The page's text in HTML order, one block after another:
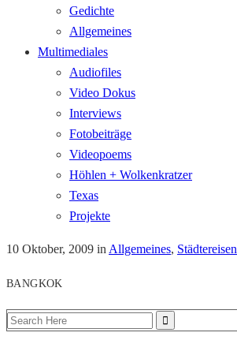
Gedichte
Allgemeines
Multimediales
Audiofiles
Video Dokus
Interviews
Fotobeiträge
Videopoems
Höhlen + Wolkenkratzer
Texas
Projekte
10 Oktober, 2009 in Allgemeines, Städtereisen
BANGKOK